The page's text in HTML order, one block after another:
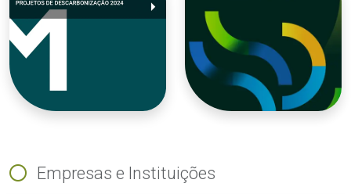
Empresas e Instituições